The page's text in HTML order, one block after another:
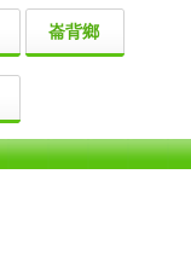
崙背鄉